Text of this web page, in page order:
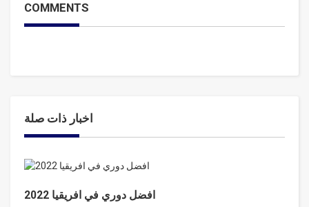
COMMENTS
اخبار ذات صلة
افضل دوري في افريقيا 2022